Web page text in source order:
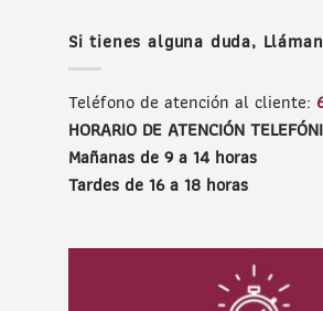
Si tienes alguna duda,
Teléfono de atención al cliente:
HORARIO DE ATENCIÓN
Mañanas de 9 a 14 horas
Tardes de 16 a 18 horas